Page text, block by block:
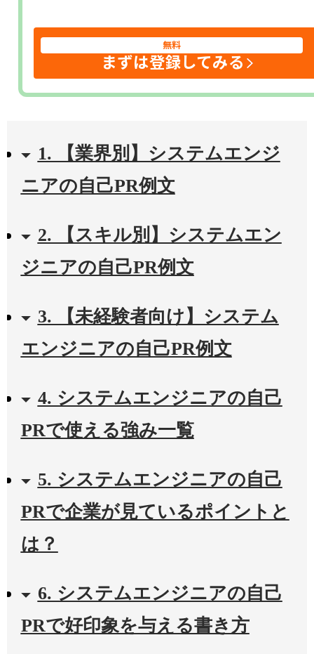
無料
まずは登録してみる
1. 【業界別】システムエンジ
ニアの自己PR例文
2. 【スキル別】システムエン
ジニアの自己PR例文
3. 【未経験者向け】システム
エンジニアの自己PR例文
4. システムエンジニアの自己
PRで使える強み一覧
5. システムエンジニアの自己
PRで企業が見ているポイントと
は？
6. システムエンジニアの自己
PRで好印象を与える書き方